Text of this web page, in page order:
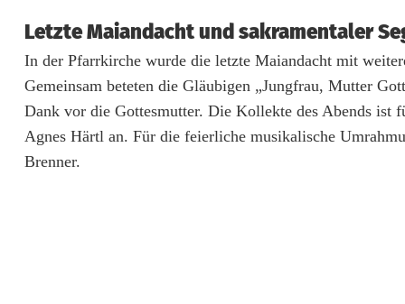
s
l
a
r
Letzte Maiandacht und sakramentaler
In der Pfarrkirche wurde die letzte Maiandacht mit
Gemeinsam beteten die Gläubigen „Jungfrau, Mutter
Dank vor die Gottesmutter. Die Kollekte des Abends ist
Agnes Härtl an. Für die feierliche musikalische
Brenner.